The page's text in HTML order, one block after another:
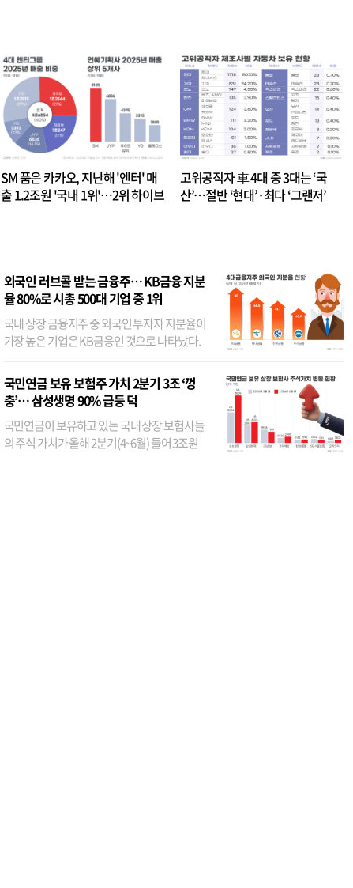
SM 품은 카카오, 지난해 '엔터' 매
출 1.2조원 '국내 1위'…2위 하이브
고위공직자 車 4대 중 3대는 ‘국
산’…절반 ‘현대’·최다 ‘그랜저’
외국인 러브콜 받는 금융주… KB금융 지분
율 80%로 시총 500대 기업 중 1위
국내 상장 금융지주 중 외국인 투자자 지분율이
가장 높은 기업은 KB금융인 것으로 나타났다.
융이었다. 특히 KB금융은 지난달 말 기준 해외
기관투자자 지분율이...
국민연금 보유 보험주 가치 2분기 3조 ‘껑
충’… 삼성생명 90% 급등 덕
국민연금이 보유하고 있는 국내 상장 보험사들
의 주식 가치가 올해 2분기(4~6월) 들어 3조원